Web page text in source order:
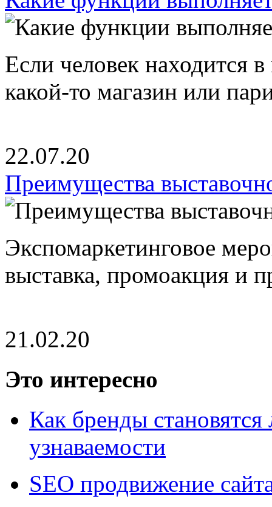
Если человек находится
какой-то магазин или
22.07.20
Преимущества
Экспомаркетинговое
выставка, промоакция и
21.02.20
Это интересно
Как бренды
узнаваемости
SEO продвижение